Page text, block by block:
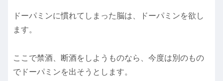
ドーパミンに慣れてしまった脳は、ドーパミンを欲し
ます。
ここで禁酒、断酒をしようものなら、今度は別のもの
でドーパミンを出そうとします。